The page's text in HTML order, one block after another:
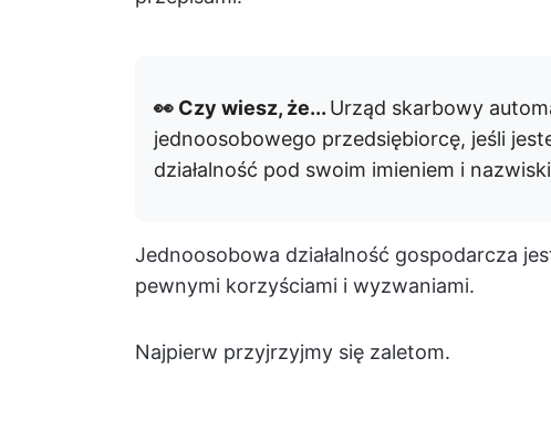
👀 Czy wiesz, że... Urząd skarbowy
jednoosobowego przedsiębiorcę, jeśli
działalność pod swoim imieniem i
Jednoosobowa działalność gospodarcza
pewnymi korzyściami i wyzwaniami.
Najpierw przyjrzyjmy się zaletom.